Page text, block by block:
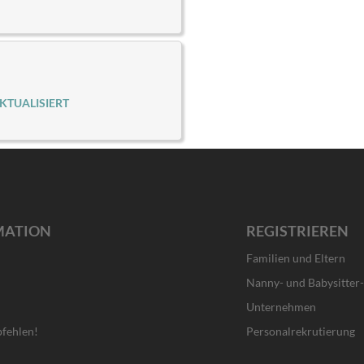
REGISTRIEREN
Familien und Eltern
Nanny- und
Unternehmen
Personalrekrutierung